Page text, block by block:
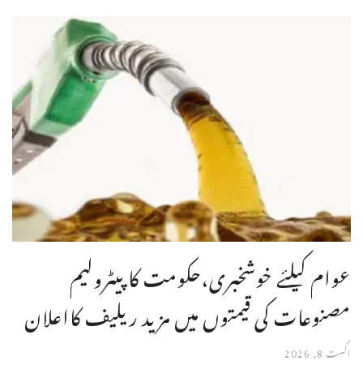
عوام کیلئے خوشخبری،حکومت کا پیٹرولیم
مصنوعات کی قیمتوں میں مزید ریلیف کااعلان
اگست 8, 2026